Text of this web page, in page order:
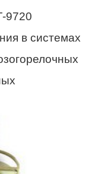
9720
в системах